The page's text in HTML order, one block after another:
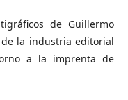
de Guillermo
de la industria editorial
a la imprenta de